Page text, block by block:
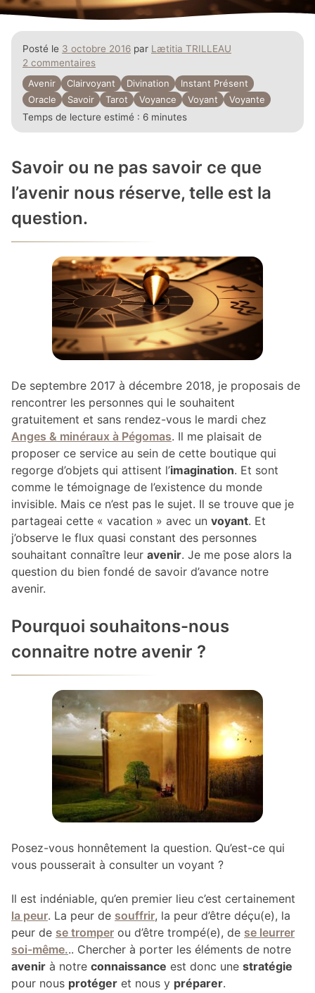
Posté le 3 octobre 2016 par Lætitia TRILLEAU
2 commentaires
Avenir
Clairvoyant Divination
Instant Présent
Oracle
Savoir Tarot Voyance Voyant
Voyante
Temps de lecture estimé : 6 minutes
Savoir ou ne pas savoir ce que
l’avenir nous réserve, telle est la
question.
De septembre 2017 à décembre 2018, je proposais de
rencontrer les personnes qui le souhaitent
gratuitement et sans rendez-vous le mardi chez
Anges & minéraux à Pégomas. Il me plaisait de
proposer ce service au sein de cette boutique qui
regorge d’objets qui attisent l’imagination. Et sont
comme le témoignage de l’existence du monde
invisible. Mais ce n’est pas le sujet. Il se trouve que je
partageai cette « vacation » avec un voyant. Et
j’observe le flux quasi constant des personnes
souhaitant connaître leur avenir. Je me pose alors la
question du bien fondé de savoir d’avance notre
avenir.
Pourquoi souhaitons-nous
connaitre notre avenir ?
Posez-vous honnêtement la question. Qu’est-ce qui
vous pousserait à consulter un voyant ?
Il est indéniable, qu’en premier lieu c’est certainement
la peur. La peur de souffrir, la peur d’être déçu(e), la
peur de se tromper ou d’être trompé(e), de se leurrer
soi-même... Chercher à porter les éléments de notre
avenir à notre connaissance est donc une stratégie
pour nous protéger et nous y préparer.